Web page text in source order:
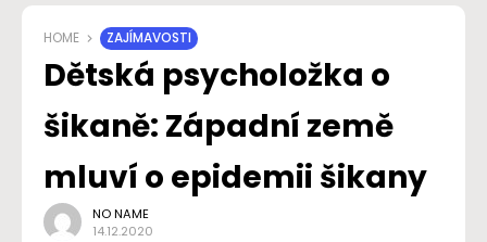
HOME ZAJÍMAVOSTI
Dětská psycholožka o
šikaně: Západní země
mluví o epidemii šikany
NO NAME
14.12.2020